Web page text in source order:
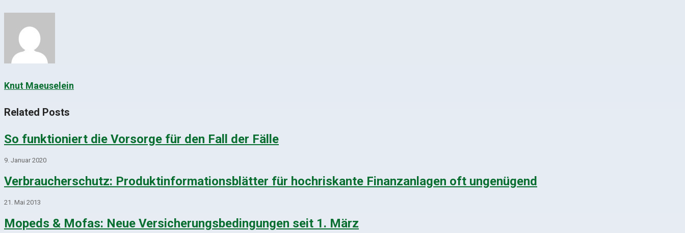
Knut Maeuselein
Related Posts
So funktioniert die Vorsorge für den Fall der Fälle
9. Januar 2020
Verbraucherschutz: Produktinformationsblätter für hochriskante Finanzanlagen oft ungenügend
21. Mai 2013
Mopeds & Mofas: Neue Versicherungsbedingungen seit 1. März